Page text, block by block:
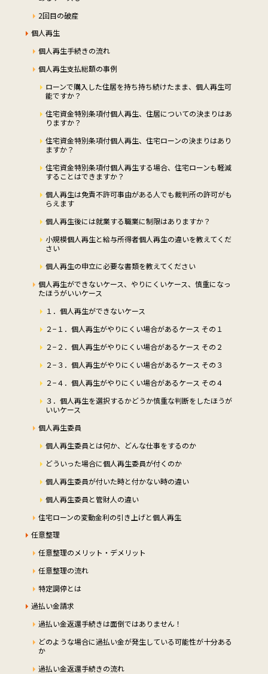
2回目の破産
個人再生
個人再生手続きの流れ
個人再生支払総額の事例
ローンで購入した住居を持ち持ち続けたまま、個人再生可
能ですか？
住宅資金特別条項付個人再生、住居についての決まりはあ
りますか？
住宅資金特別条項付個人再生、住宅ローンの決まりはあり
ますか？
住宅資金特別条項付個人再生する場合、住宅ローンも軽減
することはできますか？
個人再生は免責不許可事由がある人でも裁判所の許可がも
らえます
個人再生後には就業する職業に制限はありますか？
小規模個人再生と給与所得者個人再生の違いを教えてくだ
さい
個人再生の申立に必要な書類を教えてください
個人再生ができないケース、やりにくいケース、慎重になっ
たほうがいいケース
１．個人再生ができないケース
２−１．個人再生がやりにくい場合があるケース その１
２−２．個人再生がやりにくい場合があるケース その２
２−３．個人再生がやりにくい場合があるケース その３
２−４．個人再生がやりにくい場合があるケース その４
３．個人再生を選択するかどうか慎重な判断をしたほうが
いいケース
個人再生委員
個人再生委員とは何か、どんな仕事をするのか
どういった場合に個人再生委員が付くのか
個人再生委員が付いた時と付かない時の違い
個人再生委員と管財人の違い
住宅ローンの変動金利の引き上げと個人再生
任意整理
任意整理のメリット・デメリット
任意整理の流れ
特定調停とは
過払い金請求
過払い金返還手続きは面倒ではありません！
どのような場合に過払い金が発生している可能性が十分ある
か
過払い金返還手続きの流れ